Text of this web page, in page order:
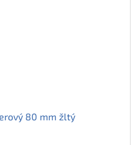
80 mm žltý